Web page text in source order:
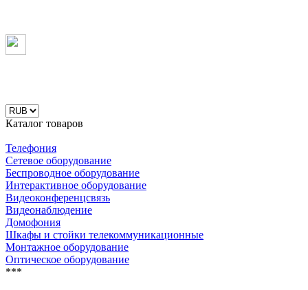
Каталог товаров
Телефония
Сетевое оборудование
Беспроводное оборудование
Интерактивное оборудование
Видеоконференцсвязь
Видеонаблюдение
Домофония
Шкафы и стойки телекоммуникационные
Монтажное оборудование
Оптическое оборудование
***